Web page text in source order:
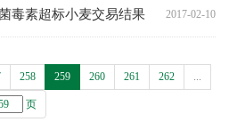
毒素超标小麦交易结果 2017-02-10
258 259 260 261 262 ...
页